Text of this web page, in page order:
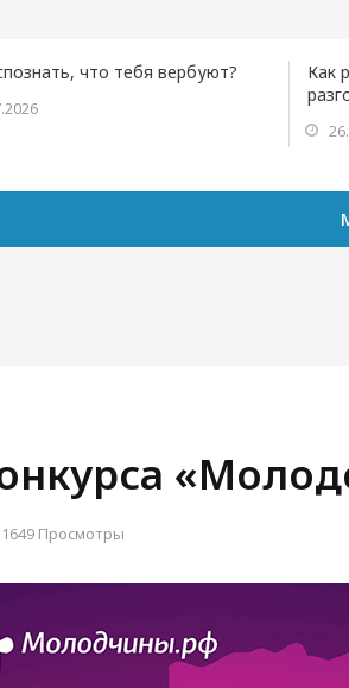
что тебя вербуют?
Как
1649 Просмотры